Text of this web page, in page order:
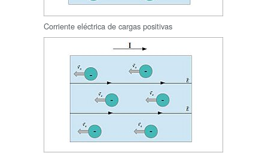
Corriente eléctrica de cargas positivas